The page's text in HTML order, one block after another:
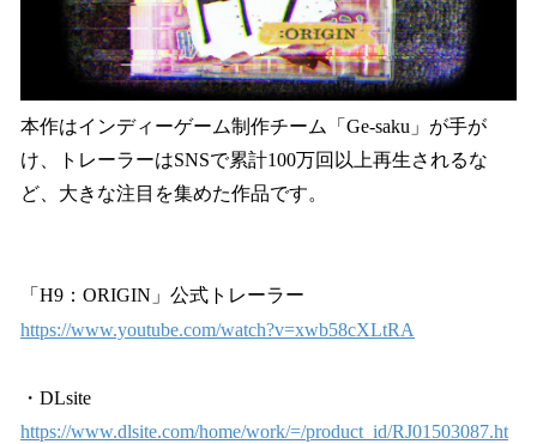
本作はインディーゲーム制作チーム「Ge-saku」が手が
け、トレーラーはSNSで累計100万回以上再生されるな
ど、大きな注目を集めた作品です。
「H9：ORIGIN」公式トレーラー
https://www.youtube.com/watch?v=xwb58cXLtRA
・DLsite
https://www.dlsite.com/home/work/=/product_id/RJ01503087.ht